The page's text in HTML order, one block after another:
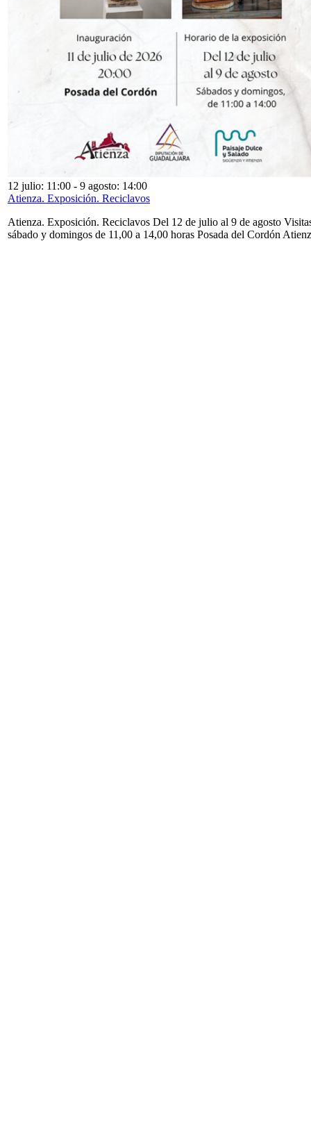
12 julio: 11:00 - 9 agosto: 14:00
Atienza. Exposición. Reciclavos
Atienza. Exposición. Reciclavos Del 12 de julio al 9 de agosto
sábado y domingos de 11,00 a 14,00 horas Posada del Cordón